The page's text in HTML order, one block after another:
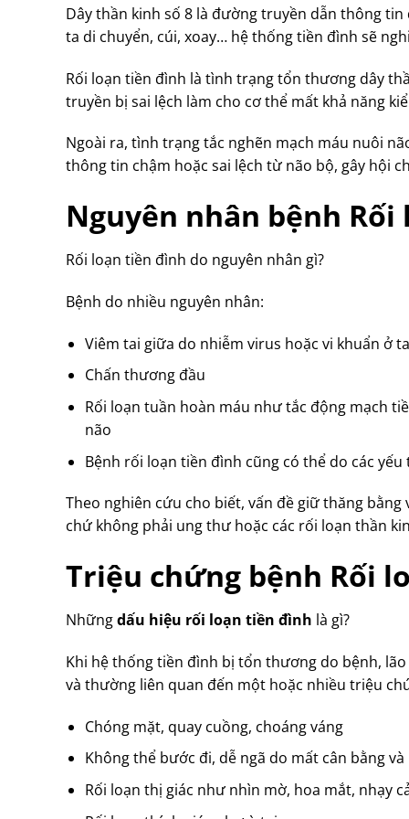
Dây thần kinh số 8 là đường truyền dẫn thông
ta di chuyển, cúi, xoay… hệ thống tiền đình sẽ
Rối loạn tiền đình là tình trạng tổn thương dây
truyền bị sai lệch làm cho cơ thể mất khả năng
Ngoài ra, tình trạng tắc nghẽn mạch máu nuôi
thông tin chậm hoặc sai lệch từ não bộ, gây hội
Nguyên nhân bệnh
Rối loạn tiền đình do nguyên nhân gì?
Bệnh do nhiều nguyên nhân:
Viêm tai giữa do nhiễm virus hoặc vi khuẩn ở
Chấn thương đầu
Rối loạn tuần hoàn máu như tắc động mạch
não
Bệnh rối loạn tiền đình cũng có thể do các
Theo nghiên cứu cho biết, vấn đề giữ thăng
chứ không phải ung thư hoặc các rối loạn thần
Triệu chứng bệnh Rối
Nhữngdấu hiệu rối loạn tiền đình là gì?
Khi hệ thống tiền đình bị tổn thương do bệnh,
và thường liên quan đến một hoặc nhiều triệu
Chóng mặt, quay cuồng, choáng váng
Không thể bước đi, dễ ngã do mất cân bằng
Rối loạn thị giác như nhìn mờ, hoa mắt, nhạy